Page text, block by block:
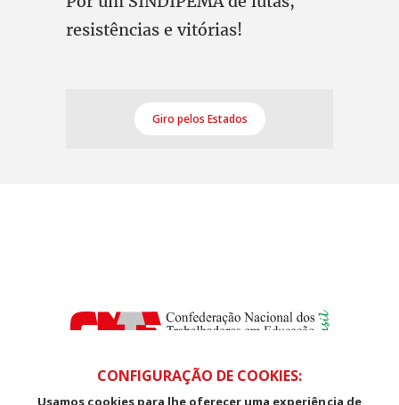
resistências e vitórias!
Giro pelos Estados
CONFIGURAÇÃO DE COOKIES:
Usamos cookies para lhe oferecer uma experiência de